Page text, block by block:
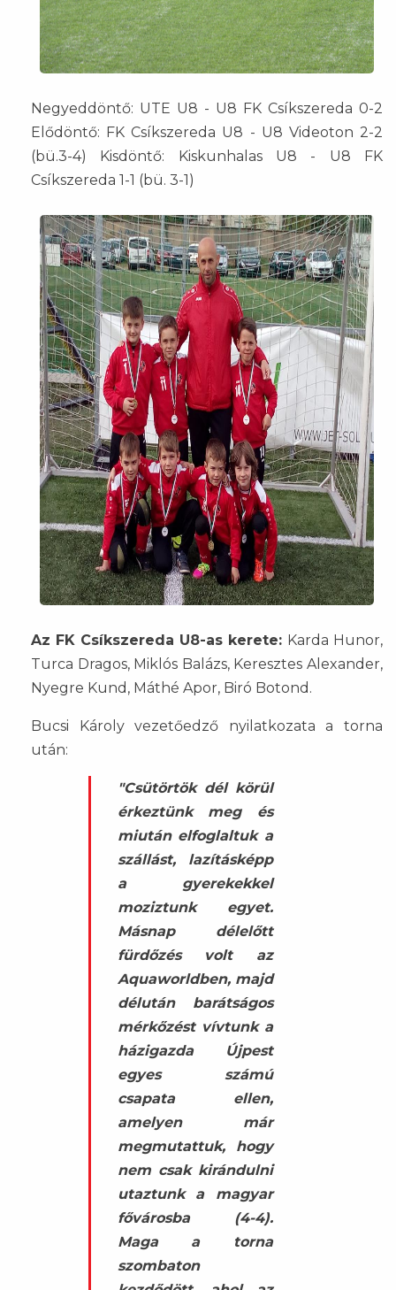
Negyeddöntő: UTE U8 - U8 FK Csíkszereda 0-2
Elődöntő: FK Csíkszereda U8 - U8 Videoton 2-2
(bü.3-4) Kisdöntő: Kiskunhalas U8 - U8 FK
Csíkszereda 1-1 (bü. 3-1)
Az FK Csíkszereda U8-as kerete: Karda Hunor,
Turca Dragos, Miklós Balázs, Keresztes Alexander,
Nyegre Kund, Máthé Apor, Biró Botond.
Bucsi Károly vezetőedző nyilatkozata a torna
után:
"Csütörtök dél körül
érkeztünk meg és
miután elfoglaltuk a
szállást, lazításképp
a gyerekekkel
moziztunk egyet.
Másnap délelőtt
fürdőzés volt az
Aquaworldben, majd
délután barátságos
mérkőzést vívtunk a
házigazda Újpest
egyes számú
csapata ellen,
amelyen már
megmutattuk, hogy
nem csak kirándulni
utaztunk a magyar
fővárosba (4-4).
Maga a torna
szombaton